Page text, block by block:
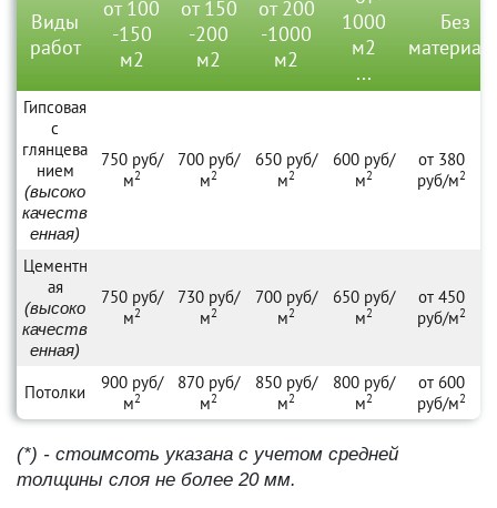
Виды
работ
от 100
-150
м2
от 150
-200
м2
от 200
-1000
м2
1000
м2
...
Без
Гипсовая
с
глянцева
нием
(высоко
качеств
енная)
750 руб/
м2
700 руб/
м2
650 руб/
м2
600 руб/
м2
от 380
руб/м2
Цементн
ая
(высоко
качеств
енная)
750 руб/
м2
730 руб/
м2
700 руб/
м2
650 руб/
м2
от 450
руб/м2
Потолки
900 руб/
м2
870 руб/
м2
850 руб/
м2
800 руб/
м2
от 600
руб/м2
(*) - стоимсоть указана с учетом средней
толщины слоя не более 20 мм.